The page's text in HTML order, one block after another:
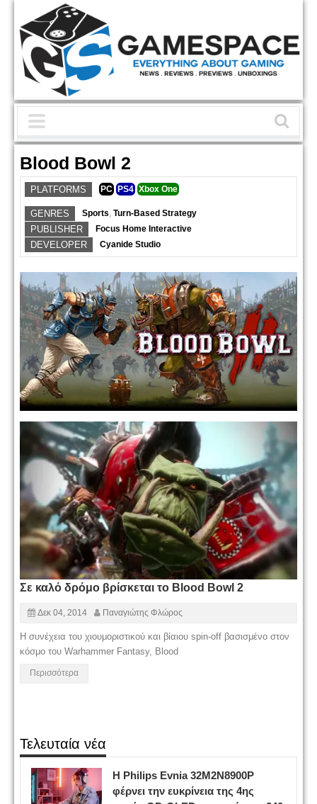
Blood Bowl 2
PLATFORMS PC PS4 Xbox One
GENRES Sports, Turn-Based Strategy
PUBLISHER Focus Home Interactive
DEVELOPER Cyanide Studio
Σε καλό δρόμο βρίσκεται το Blood Bowl 2
Δεκ 04, 2014 Παναγιώτης Φλώρος
Η συνέχεια του χιουμοριστικού και βίαιου spin-off βασισμένο στον
κόσμο του Warhammer Fantasy, Blood
Περισσότερα
Τελευταία νέα
Η Philips Evnia 32M2N8900P
φέρνει την ευκρίνεια της 4ης